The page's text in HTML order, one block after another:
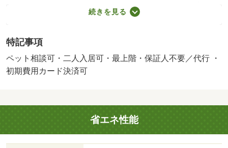
Ｋ 短期解約違約金有 １ヵ月（１年未満）・賃貸保証
等：加入要（株式会社エポスカード利用必須 初回保証
１．５％）・ペット条件：小型犬可／猫可・静岡県のお部
屋探しはルームズ賃貸へ！・バイク置場：なし・駐輪場：
有
続きを見る
特記事項
ペット相談可・二人入居可・最上階・保証人不要／代行 ・
初期費用カード決済可
省エネ性能